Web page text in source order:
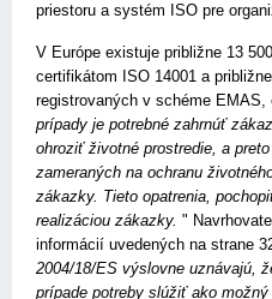
priestoru a systém ISO pre
V Európe existuje približne 13
certifikátom ISO 14001 a
registrovaných v schéme EMAS,
prípady je potrebné zahrnúť
ohroziť životné prostredie, a
zameraných na ochranu
zákazky. Tieto opatrenia,
realizáciou zákazky. "
informácií uvedených na strane
2004/18/ES výslovne uznávajú,
prípade potreby slúžiť ako